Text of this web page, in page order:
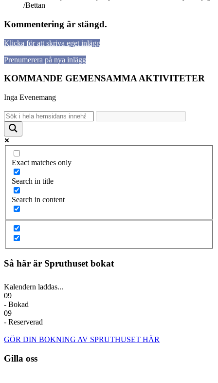
/Bettan
Kommentering är stängd.
Klicka för att skriva eget inlägg
Prenumerera på nya inlägg
KOMMANDE GEMENSAMMA AKTIVITETER
Inga Evenemang
Exact matches only
Search in title
Search in content
Så här är Spruthuset bokat
Kalendern laddas...
09
- Bokad
09
- Reserverad
GÖR DIN BOKNING AV SPRUTHUSET HÄR
Gilla oss